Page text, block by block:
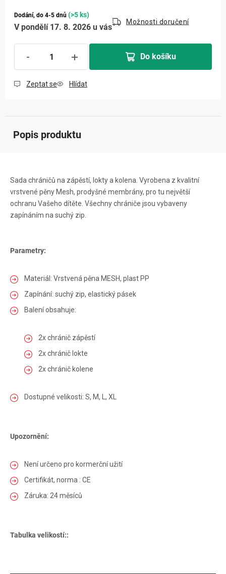
Dodání, do 4-5 dnů (>5 ks)
V pondělí 17. 8. 2026 u vás
Možnosti doručení
Do košíku
Zeptat se Hlídat
Popis produktu
Sada chráničů na zápěstí, lokty a kolena. Vyrobena z kvalitní
vrstvené pěny Mesh, prodyšné membrány, pro tu největší
ochranu Vašeho dítěte. Všechny chrániče jsou vybaveny
zapínáním na suchý zip.
Parametry:
Materiál: Vrstvená pěna MESH, plast PP
Zapínání: suchý zip, elastický pásek
Balení obsahuje:
2x chránič zápěstí
2x chránič lokte
2x chránič kolene
Dostupné velikosti: S, M, L, XL
Upozornění:
Není určeno pro kormerční užití
Certifikát, norma : CE
Záruka: 24 měsíců
Tabulka velikostí::